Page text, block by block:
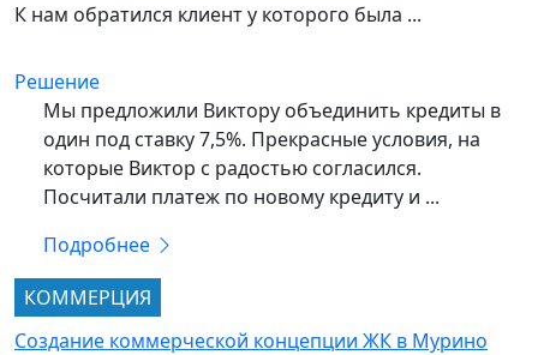
К нам обратился клиент у которого была ...
Решение
Мы предложили Виктору объединить кредиты в
один под ставку 7,5%. Прекрасные условия, на
которые Виктор с радостью согласился.
Посчитали платеж по новому кредиту и ...
Подробнее
КОММЕРЦИЯ
Создание коммерческой концепции ЖК в Мурино